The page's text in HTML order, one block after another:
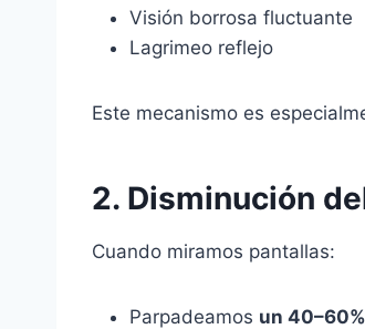
Visión borrosa fluctuante
Lagrimeo reflejo
Este mecanismo es
2. Disminución
Cuando miramos pantallas:
Parpadeamos un